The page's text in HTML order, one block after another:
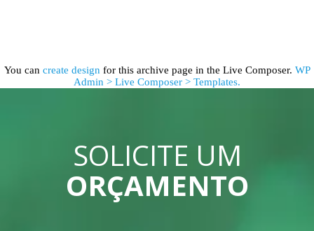
You can create design for this archive page in the Live Composer. WP
Admin > Live Composer > Templates.
SOLICITE UM
ORÇAMENTO